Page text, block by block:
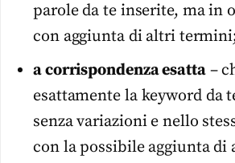
parole da te inserite, ma in
con aggiunta di altri
a corrispondenza esatta–
esattamente la keyword da
senza variazioni e nello
con la possibile aggiunta